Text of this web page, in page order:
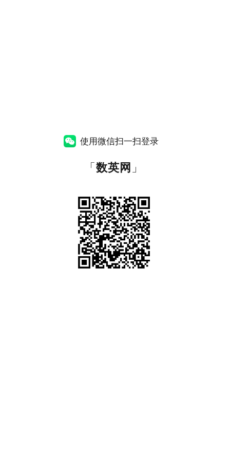
使用微信扫一扫登录
「数英网 」